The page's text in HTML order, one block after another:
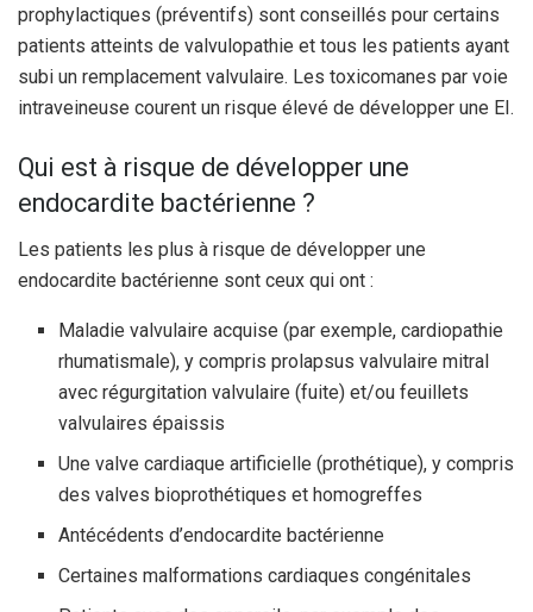
prophylactiques (préventifs) sont conseillés pour certains
patients atteints de valvulopathie et tous les patients ayant
subi un remplacement valvulaire. Les toxicomanes par voie
intraveineuse courent un risque élevé de développer une EI.
Qui est à risque de développer une
endocardite bactérienne ?
Les patients les plus à risque de développer une
endocardite bactérienne sont ceux qui ont :
Maladie valvulaire acquise (par exemple, cardiopathie
rhumatismale), y compris prolapsus valvulaire mitral
avec régurgitation valvulaire (fuite) et/ou feuillets
valvulaires épaissis
Une valve cardiaque artificielle (prothétique), y compris
des valves bioprothétiques et homogreffes
Antécédents d’endocardite bactérienne
Certaines malformations cardiaques congénitales